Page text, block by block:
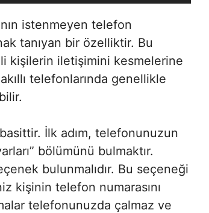
istenmeyen telefon
tanıyan bir özelliktir. Bu
kişilerin iletişimini kesmelerine
telefonlarında genellikle
İlk adım, telefonunuzun
bölümünü bulmaktır.
bulunmalıdır. Bu seçeneği
kişinin telefon numarasını
telefonunuzda çalmaz ve